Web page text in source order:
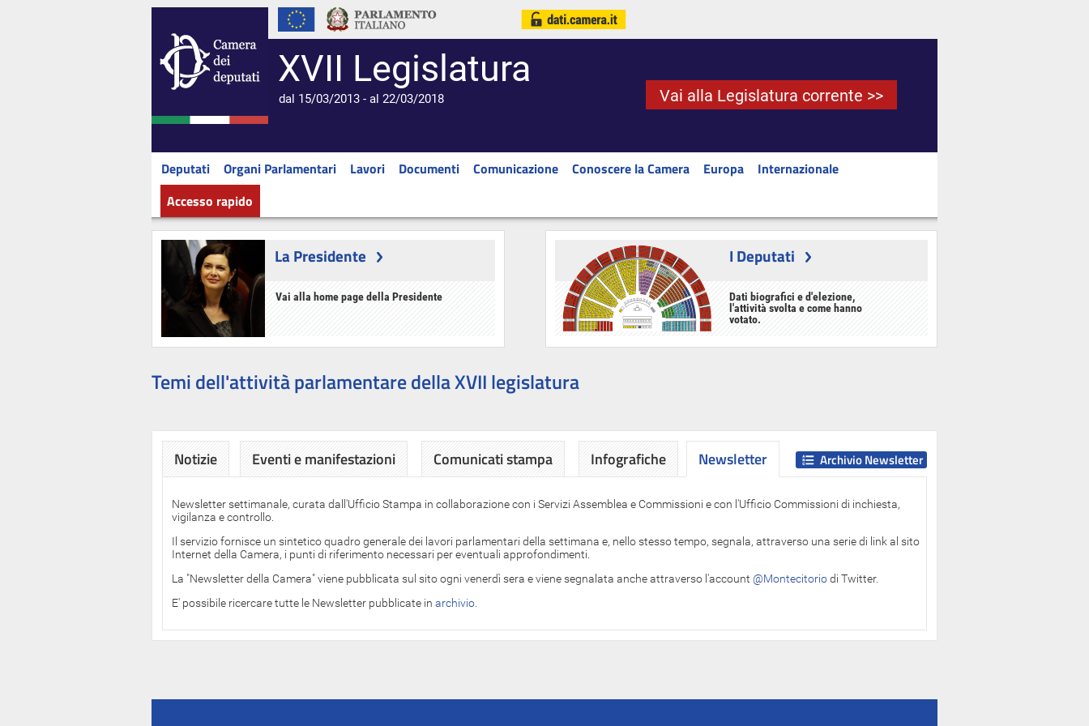
XVII Legislatura
dal 15/03/2013 - al 22/03/2018 Vai alla Legislatura corrente >>
Deputati Organi Parlamentari Lavori Documenti Comunicazione Conoscere la Camera Europa
Internazionale
Accesso rapido
La Presidente
Vai alla home page della Presidente
I Deputati
Dati biografici e d'elezione,
l'attività svolta e come hanno
votato.
Temi dell'attività parlamentare della XVII legislatura
Notizie Eventi e manifestazioni Comunicati stampa Infografiche Newsletter
Newsletter
Newsletter settimanale, curata dall'Ufficio Stampa in collaborazione con i Servizi Assemblea e Commissioni e con l'Ufficio Commissioni di inchiesta,
vigilanza e controllo.
Il servizio fornisce un sintetico quadro generale dei lavori parlamentari della settimana e, nello stesso tempo, segnala, attraverso una serie di link al sito
Internet della Camera, i punti di riferimento necessari per eventuali approfondimenti.
La "Newsletter della Camera" viene pubblicata sul sito ogni venerdì sera e viene segnalata anche attraverso l'account @Montecitoriodi Twitter.
E' possibile ricercare tutte le Newsletter pubblicate in archivio
Archivio Newsletter